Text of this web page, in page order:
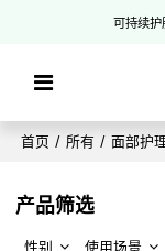
可持续
首页 / 所有 / 面部护
产品筛选
性别 使用场景